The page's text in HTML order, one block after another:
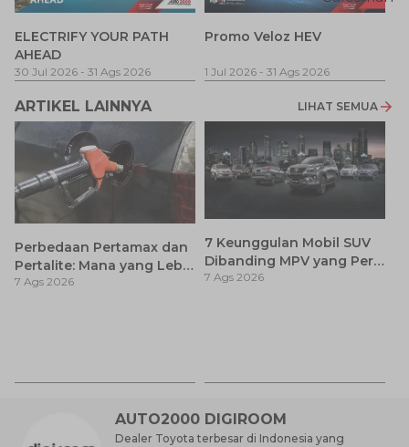
ELECTRIFY YOUR PATH
AHEAD
30 Jul 2026 - 31 Ags 2026
Promo Veloz HEV
1 Jul 2026 - 31 Ags 2026
ARTIKEL LAINNYA LIHAT SEMUA
Perbedaan Pertamax dan
Pertalite: Mana yang Lebih
Baik untuk Mobil Toyota
7 Ags 2026
7 Keunggulan Mobil SUV
Dibanding MPV yang Perlu
Anda Ketahui
7 Ags 2026
AUTO2000 DIGIROOM
Dealer Toyota terbesar di Indonesia yang